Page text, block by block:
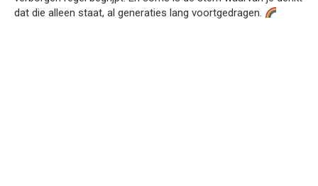
dat die alleen staat, al generaties lang voortgedragen.